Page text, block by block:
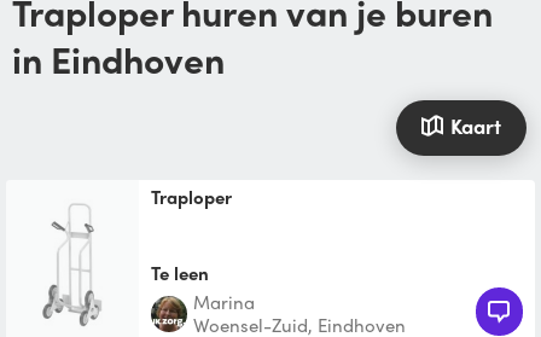
Traploper huren van je buren
in Eindhoven
Kaart
Traploper
Te leen
Marina
Woensel-Zuid, Eindhoven